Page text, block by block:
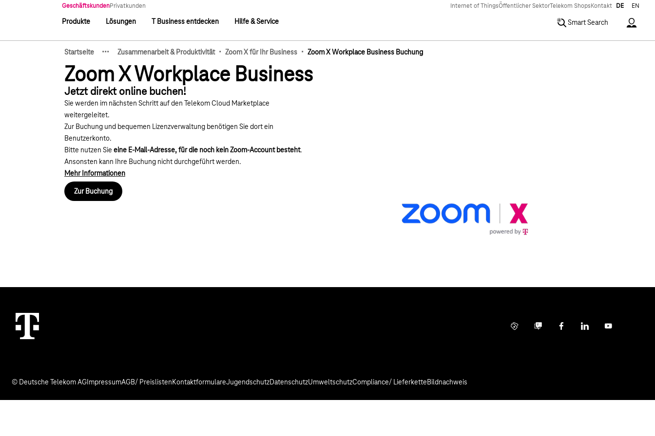
GeschäftskundenPrivatkunden
Hauptnavigation
Produkte Lösungen T Business entdecken Hilfe & Service
Internet of ThingsÖffentlicher SektorTelekom Shops Kontakt DE EN
Smart Search
Startseite ··· Zusammenarbeit & Produktivität · Zoom X für Ihr Business · Zoom X Workplace Business Buchung
Zoom X Workplace Business
Jetzt direkt online buchen!
Sie werden im nächsten Schritt auf den Telekom Cloud Marketplace
weitergeleitet.
Zur Buchung und bequemen Lizenzverwaltung benötigen Sie dort ein
Benutzerkonto.
Bitte nutzen Sie eine E-Mail-Adresse, für die noch kein Zoom-Account besteht.
Ansonsten kann Ihre Buchung nicht durchgeführt werden.
Mehr Informationen
Zur Buchung
Info ServiceBusiness Community
FacebookLinkedInYouTube
© Deutsche Telekom AG ImpressumAGB/ PreislistenKontaktformulareJugendschutzDatenschutzUmweltschutzCompliance/ LieferketteBildnachweis